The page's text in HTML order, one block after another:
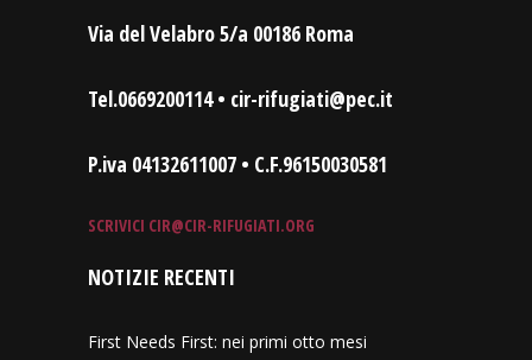
Via del Velabro 5/a 00186 Roma
Tel.0669200114 • cir-rifugiati@pec.it
P.iva 04132611007 • C.F.96150030581
SCRIVICI CIR@CIR-RIFUGIATI.ORG
NOTIZIE RECENTI
First Needs First: nei primi otto mesi